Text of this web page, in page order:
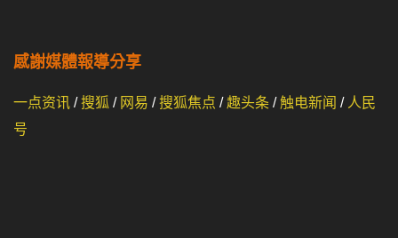
感謝媒體報導分享
一点资讯 /搜狐 / 网易 /搜狐焦点 /趣头条 /触电新闻 / 人民
号